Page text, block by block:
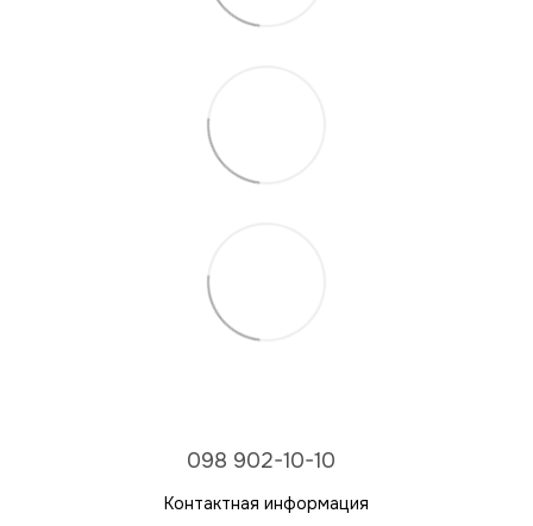
098 902-10-10
Контактная информация